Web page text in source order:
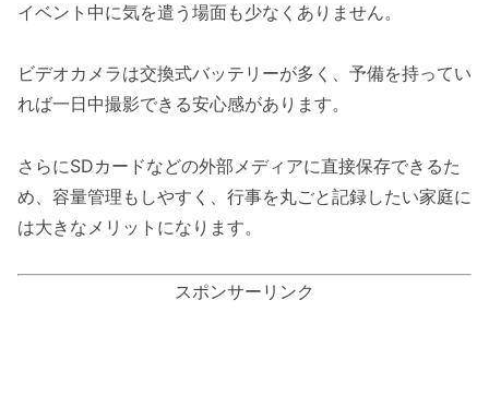
イベント中に気を遣う場面も少なくありません。
ビデオカメラは交換式バッテリーが多く、予備を持ってい
れば一日中撮影できる安心感があります。
さらにSDカードなどの外部メディアに直接保存できるた
め、容量管理もしやすく、行事を丸ごと記録したい家庭に
は大きなメリットになります。
スポンサーリンク